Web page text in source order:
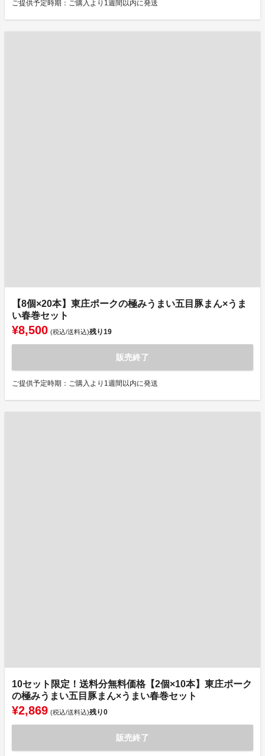
ご提供予定時期：ご購入より1週間以内に発送
【8個×20本】東庄ポークの極みうまい五目豚まん×うま
い春巻セット
¥8,500 (税込/送料込)残り19
販売終了
ご提供予定時期：ご購入より1週間以内に発送
10セット限定！送料分無料価格【2個×10本】東庄ポーク
の極みうまい五目豚まん×うまい春巻セット
¥2,869 (税込/送料込)残り0
販売終了